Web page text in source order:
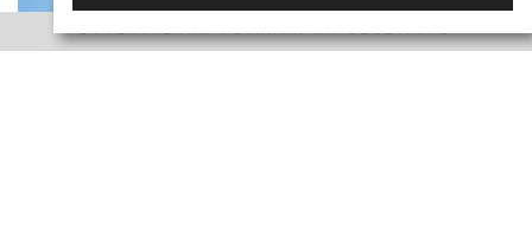
ЭФФЕКТИВНАЯ РЕКЛАМА НА OBOZ.INFO